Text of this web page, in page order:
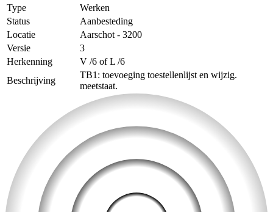
Type
Werken
Status
Aanbesteding
Locatie
Aarschot - 3200
Versie
3
Herkenning
V /6 of L /6
Beschrijving
TB1: toevoeging toestellenlijst en wijzig.
meetstaat.